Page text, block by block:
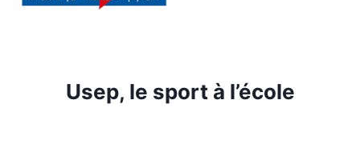
Usep, le sport à l’école